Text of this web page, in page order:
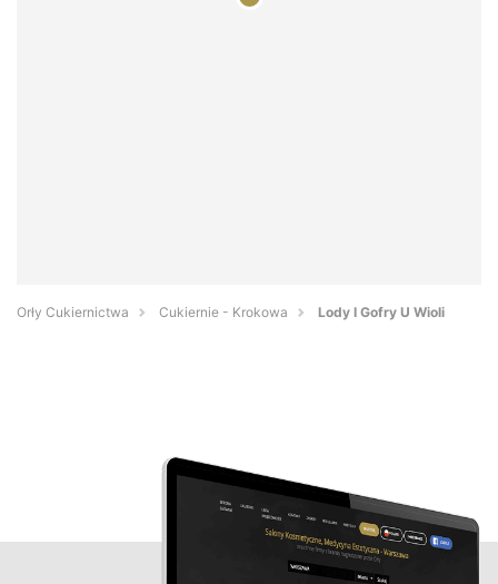
Orły Cukiernictwa Cukiernie - Krokowa Lody I Gofry U Wioli